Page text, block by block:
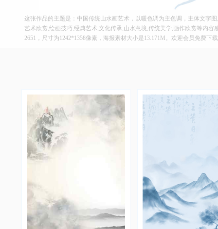
这张作品的主题是：中国传统山水画艺术，以暖色调为主色调，主体文字
艺术欣赏,绘画技巧,经典艺术,文化传承,山水意境,传统美学,画作欣赏等内容
2651，尺寸为1242*1358像素，海报素材大小是13.171M。欢迎会员免费下